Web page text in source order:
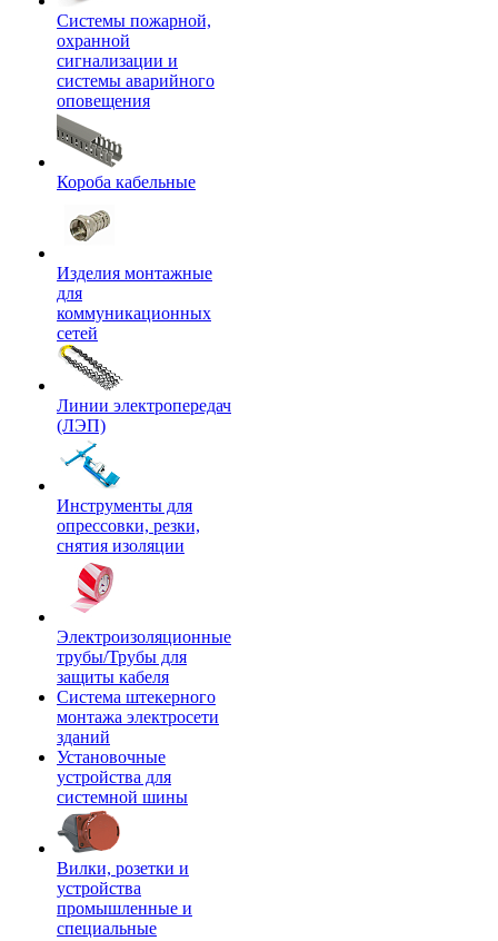
Системы пожарной,
охранной
сигнализации и
системы аварийного
оповещения
Короба кабельные
Изделия монтажные
для
коммуникационных
сетей
Линии электропередач
(ЛЭП)
Инструменты для
опрессовки, резки,
снятия изоляции
Электроизоляционные
трубы/Трубы для
защиты кабеля
Система штекерного
монтажа электросети
зданий
Установочные
устройства для
системной шины
Вилки, розетки и
устройства
промышленные и
специальные